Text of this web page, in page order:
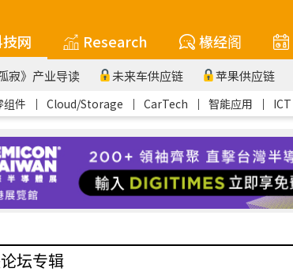
网 Research 椽经阁
寂》产业导读 未来车供应链 苹果供应链
组件 ｜ Cloud/Storage ｜ CarTech ｜ 智能应用 ｜ ICT
坛专辑